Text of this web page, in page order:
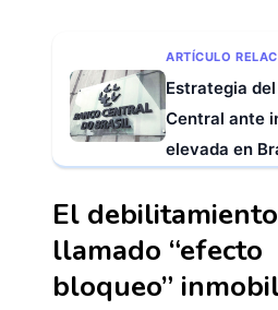
ARTÍCULO
Estrategia
Central ante
elevada en
El
llamado “efecto
bloqueo”